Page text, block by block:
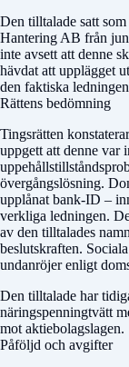
Den tilltalade satt
Hantering AB från
inte avsett att denne
hävdat att upplägget
den faktiska
Rättens bedömning
Tingsrätten
uppgett att denne var
övergångslösning.
upplånat bank-ID –
verkliga ledningen.
av den tilltalades
beslutskraften.
undanröjer enligt
Den tilltalade har
näringspenningtvätt
mot aktiebolagslagen.
Påföljd och avgifter